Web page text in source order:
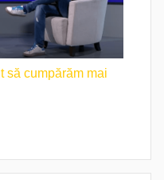
să cumpărăm mai